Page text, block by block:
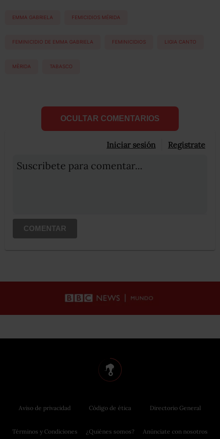
EMMA GABRIELA FEMICIDIOS MÉRIDA
FEMINICIDIO DE EMMA GABRIELA FEMINICIDIOS LIGIA CANTO
MÈRIDA TABASCO
OCULTAR COMENTARIOS
Iniciar sesión Registrate
Suscribete para comentar...
COMENTAR
Aviso de privacidad
Términos y Condiciones
Código de ética
¿Quiénes somos?
Directorio General
Anúnciate con nosotros